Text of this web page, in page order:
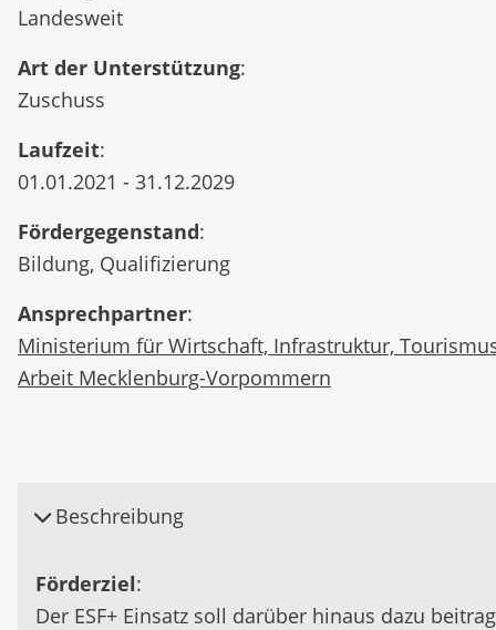
Landesweit
Art der Unterstützung:
Zuschuss
Laufzeit:
01.01.2021 - 31.12.2029
Fördergegenstand:
Bildung, Qualifizierung
Ansprechpartner:
Ministerium für Wirtschaft, Infrastruktur,
Arbeit Mecklenburg-Vorpommern
Beschreibung
Förderziel:
Der ESF+ Einsatz soll darüber hinaus dazu